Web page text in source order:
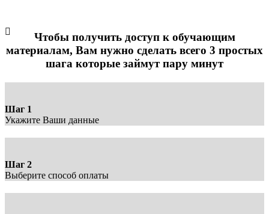
Чтобы получить доступ к обучающим
материалам, Вам нужно сделать всего 3 простых
шага которые займут пару минут
Шаг 1
Укажите Ваши данные
Шаг 2
Выберите способ оплаты